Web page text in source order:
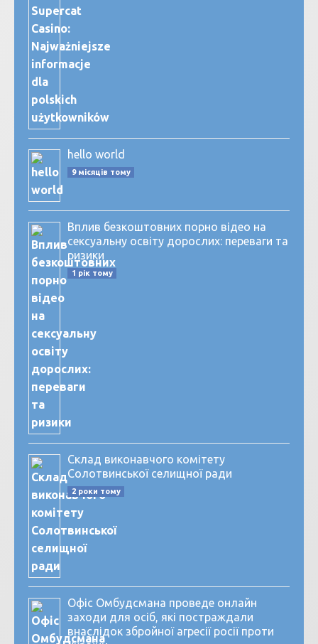
hello world
9 місяців тому
Вплив безкоштовних порно відео на
сексуальну освіту дорослих: переваги та
ризики
1 рік тому
Склад виконавчого комітету
Солотвинської селищної ради
2 роки тому
Офіс Омбудсмана проведе онлайн
заходи для осіб, які постраждали
внаслідок збройної агресії росії проти